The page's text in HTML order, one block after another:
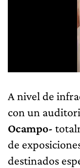
A nivel de
con un
Ocampo-
de
destinados